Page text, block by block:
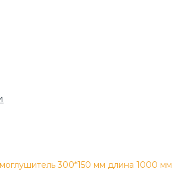
300*150 мм длина 1000 мм